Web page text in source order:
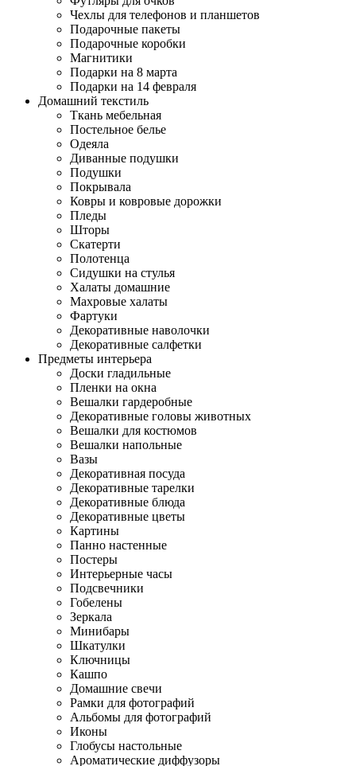
Чехлы для телефонов и планшетов
Подарочные пакеты
Подарочные коробки
Магнитики
Подарки на 8 марта
Подарки на 14 февраля
Домашний текстиль
Ткань мебельная
Постельное белье
Одеяла
Диванные подушки
Подушки
Покрывала
Ковры и ковровые дорожки
Пледы
Шторы
Скатерти
Полотенца
Сидушки на стулья
Халаты домашние
Махровые халаты
Фартуки
Декоративные наволочки
Декоративные салфетки
Предметы интерьера
Доски гладильные
Пленки на окна
Вешалки гардеробные
Декоративные головы животных
Вешалки для костюмов
Вешалки напольные
Вазы
Декоративная посуда
Декоративные тарелки
Декоративные блюда
Декоративные цветы
Картины
Панно настенные
Постеры
Интерьерные часы
Подсвечники
Гобелены
Зеркала
Минибары
Шкатулки
Ключницы
Кашпо
Домашние свечи
Рамки для фотографий
Альбомы для фотографий
Иконы
Глобусы настольные
Ароматические диффузоры